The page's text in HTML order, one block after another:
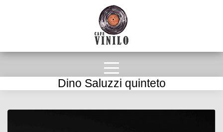
Dino Saluzzi quinteto